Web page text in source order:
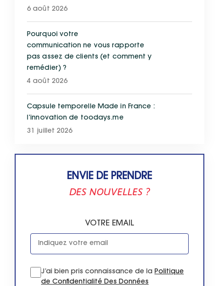
6 août 2026
Pourquoi votre
communication ne vous rapporte
pas assez de clients (et comment y
remédier) ?
4 août 2026
Capsule temporelle Made in France :
l’innovation de toodays.me
31 juillet 2026
ENVIE DE PRENDRE
DES NOUVELLES ?
VOTRE EMAIL
J’ai bien pris connaissance de la Politique
de Confidentialité Des Données